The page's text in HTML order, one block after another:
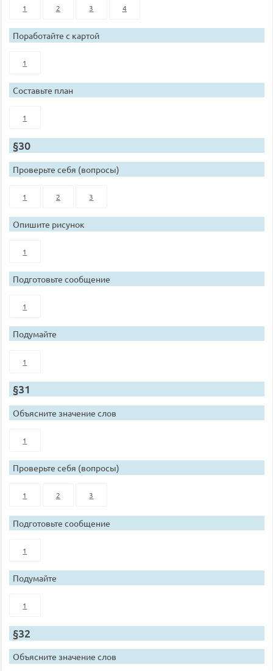
1 2 3 4
Поработайте с картой
1
Составьте план
1
§30
Проверьте себя (вопросы)
1 2 3
Опишите рисунок
1
Подготовьте сообщение
1
Подумайте
1
§31
Объясните значение слов
1
Проверьте себя (вопросы)
1 2 3
Подготовьте сообщение
1
Подумайте
1
§32
Объясните значение слов